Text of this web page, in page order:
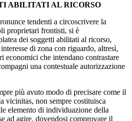
ABILITATI AL RICORSO
tendenti a circoscrivere la
proprietari frontisti, si è
dei soggetti abilitati al ricorso,
di zona con riguardo, altresì,
economici che intendano contrastare
una contestuale autorizzazione
più avuto modo di precisare come il
vicinitas, non sempre costituisca
elemento di individuazione della
ad agire, dovendosi comprovare il